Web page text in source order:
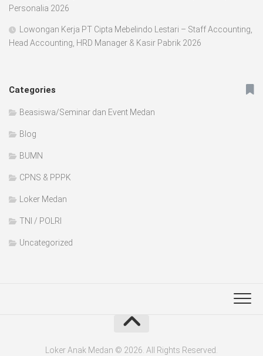
Personalia 2026
Lowongan Kerja PT Cipta Mebelindo Lestari – Staff Accounting,
Head Accounting, HRD Manager & Kasir Pabrik 2026
Categories
Beasiswa/Seminar dan Event Medan
Blog
BUMN
CPNS & PPPK
Loker Medan
TNI / POLRI
Uncategorized
Loker Anak Medan © 2026. All Rights Reserved.